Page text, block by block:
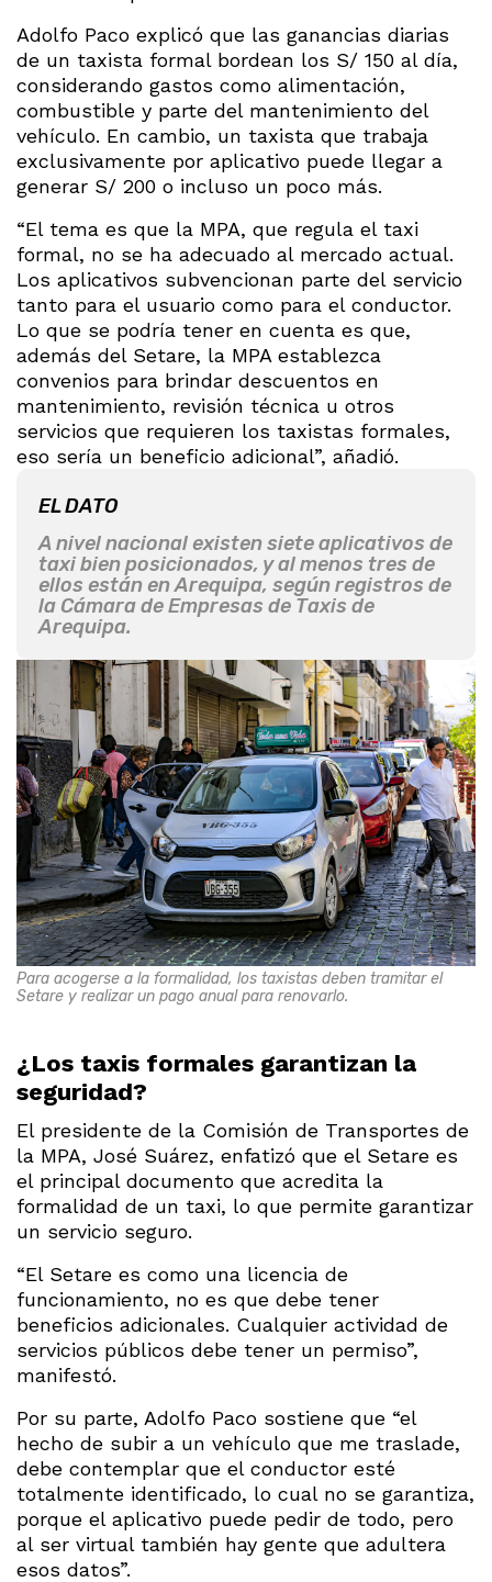
Adolfo Paco explicó que las ganancias diarias
de un taxista formal bordean los S/ 150 al día,
considerando gastos como alimentación,
combustible y parte del mantenimiento del
vehículo. En cambio, un taxista que trabaja
exclusivamente por aplicativo puede llegar a
generar S/ 200 o incluso un poco más.
“El tema es que la MPA, que regula el taxi
formal, no se ha adecuado al mercado actual.
Los aplicativos subvencionan parte del servicio
tanto para el usuario como para el conductor.
Lo que se podría tener en cuenta es que,
además del Setare, la MPA establezca
convenios para brindar descuentos en
mantenimiento, revisión técnica u otros
servicios que requieren los taxistas formales,
eso sería un beneficio adicional”, añadió.
EL DATO
A nivel nacional existen siete aplicativos de
taxi bien posicionados, y al menos tres de
ellos están en Arequipa, según registros de
la Cámara de Empresas de Taxis de
Arequipa.
Para acogerse a la formalidad, los taxistas deben tramitar el
Setare y realizar un pago anual para renovarlo.
¿Los taxis formales garantizan la
seguridad?
El presidente de la Comisión de Transportes de
la MPA, José Suárez, enfatizó que el Setare es
el principal documento que acredita la
formalidad de un taxi, lo que permite garantizar
un servicio seguro.
“El Setare es como una licencia de
funcionamiento, no es que debe tener
beneficios adicionales. Cualquier actividad de
servicios públicos debe tener un permiso”,
manifestó.
Por su parte, Adolfo Paco sostiene que “el
hecho de subir a un vehículo que me traslade,
debe contemplar que el conductor esté
totalmente identificado, lo cual no se garantiza,
porque el aplicativo puede pedir de todo, pero
al ser virtual también hay gente que adultera
esos datos”.